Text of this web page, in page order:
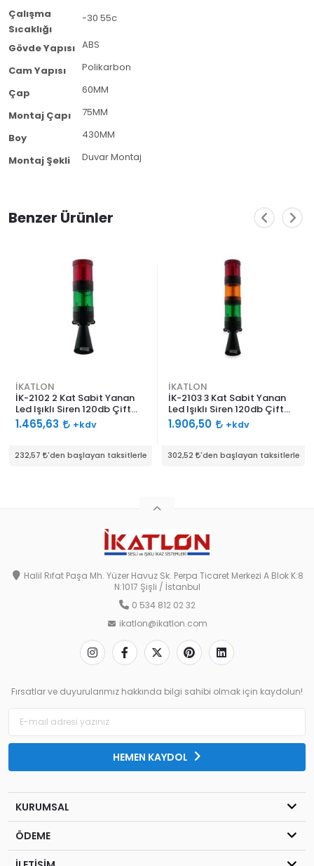
Çalışma
Sıcaklığı
-30 55c
Gövde Yapısı ABS
Cam Yapısı Polikarbon
Çap 60MM
Montaj Çapı 75MM
Boy 430MM
Montaj Şekli Duvar Montaj
Benzer Ürünler
232,57 'den başlayan taksitlerle
İKATLON
İK-2102 2 Kat Sabit Yanan
Led Işıklı Siren 120db Çift
Ses Borulu
1.465,63 +kdv
302,52 'den başlayan taksitlerle
İKATLON
İK-2103 3 Kat Sabit Yanan
Led Işıklı Siren 120db Çift
Ses Borulu
1.906,50 +kdv
Halil Rıfat Paşa Mh. Yüzer Havuz Sk. Perpa Ticaret Merkezi A Blok K:8
N:1017 Şişli / İstanbul
0 534 812 02 32
ikatlon@ikatlon.com
Fırsatlar ve duyurularımız hakkında bilgi sahibi olmak için kaydolun!
HEMEN KAYDOL
KURUMSAL
ÖDEME